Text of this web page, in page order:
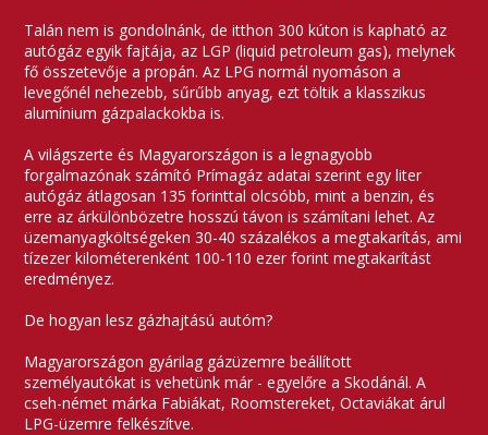
Talán nem is gondolnánk, de itthon 300 kúton is kapható az
autógáz egyik fajtája, az LGP (liquid petroleum gas), melynek
fő összetevője a propán. Az LPG normál nyomáson a
levegőnél nehezebb, sűrűbb anyag, ezt töltik a klasszikus
alumínium gázpalackokba is.
A világszerte és Magyarországon is a legnagyobb
forgalmazónak számító Prímagáz adatai szerint egy liter
autógáz átlagosan 135 forinttal olcsóbb, mint a benzin, és
erre az árkülönbözetre hosszú távon is számítani lehet. Az
üzemanyagköltségeken 30-40 százalékos a megtakarítás, ami
tízezer kilométerenként 100-110 ezer forint megtakarítást
eredményez.
De hogyan lesz gázhajtású autóm?
Magyarországon gyárilag gázüzemre beállított
személyautókat is vehetünk már - egyelőre a Skodánál. A
cseh-német márka Fabiákat, Roomstereket, Octaviákat árul
LPG-üzemre felkészítve.